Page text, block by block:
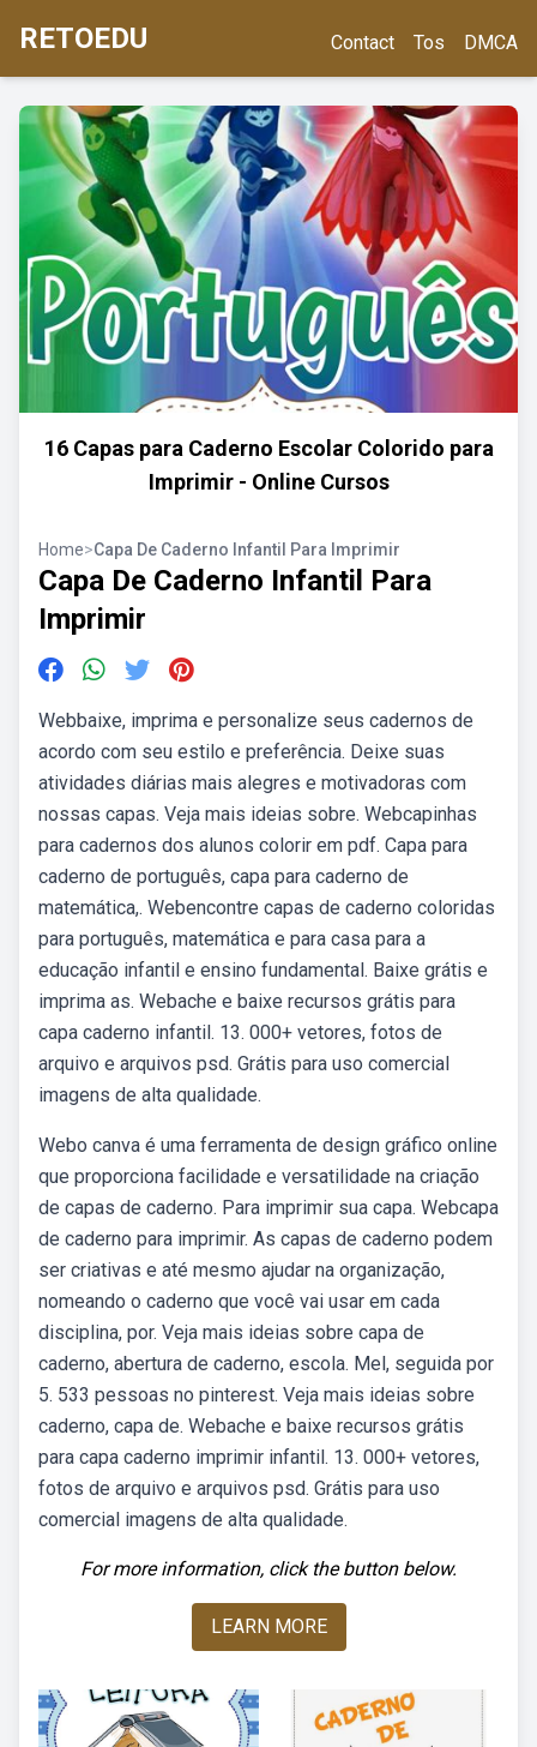
RETOEDU Contact Tos DMCA
16 Capas para Caderno Escolar Colorido para
Imprimir - Online Cursos
Home>Capa De Caderno Infantil Para Imprimir
Capa De Caderno Infantil Para
Imprimir
Webbaixe, imprima e personalize seus cadernos de
acordo com seu estilo e preferência. Deixe suas
atividades diárias mais alegres e motivadoras com
nossas capas. Veja mais ideias sobre. Webcapinhas
para cadernos dos alunos colorir em pdf. Capa para
caderno de português, capa para caderno de
matemática,. Webencontre capas de caderno coloridas
para português, matemática e para casa para a
educação infantil e ensino fundamental. Baixe grátis e
imprima as. Webache e baixe recursos grátis para
capa caderno infantil. 13. 000+ vetores, fotos de
arquivo e arquivos psd. Grátis para uso comercial
imagens de alta qualidade.
Webo canva é uma ferramenta de design gráfico online
que proporciona facilidade e versatilidade na criação
de capas de caderno. Para imprimir sua capa. Webcapa
de caderno para imprimir. As capas de caderno podem
ser criativas e até mesmo ajudar na organização,
nomeando o caderno que você vai usar em cada
disciplina, por. Veja mais ideias sobre capa de
caderno, abertura de caderno, escola. Mel, seguida por
5. 533 pessoas no pinterest. Veja mais ideias sobre
caderno, capa de. Webache e baixe recursos grátis
para capa caderno imprimir infantil. 13. 000+ vetores,
fotos de arquivo e arquivos psd. Grátis para uso
comercial imagens de alta qualidade.
For more information, click the button below.
LEARN MORE